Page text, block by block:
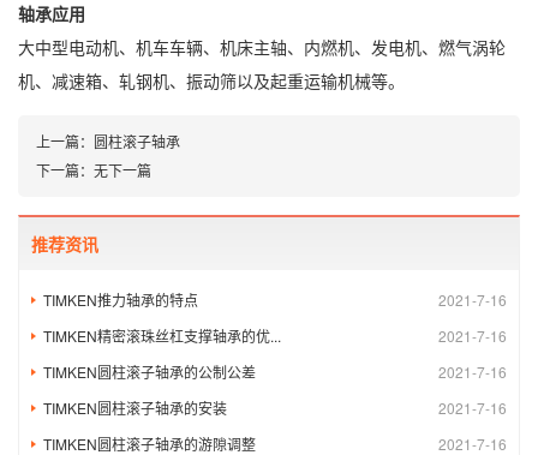
轴承应用
大中型电动机、机车车辆、机床主轴、内燃机、发电机、燃气涡轮
机、减速箱、轧钢机、振动筛以及起重运输机械等。
上一篇： 圆柱滚子轴承
下一篇： 无下一篇
推荐资讯
2021-7-16
TIMKEN推力轴承的特点
2021-7-16
TIMKEN精密滚珠丝杠支撑轴承的优...
2021-7-16
TIMKEN圆柱滚子轴承的公制公差
2021-7-16
TIMKEN圆柱滚子轴承的安装
2021-7-16
TIMKEN圆柱滚子轴承的游隙调整